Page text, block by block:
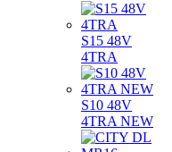
S15 48V
4TRA
S10 48V
4TRA NEW